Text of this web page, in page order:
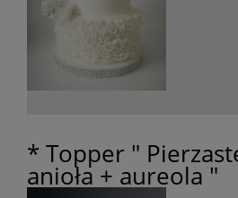
* Topper "
anioła + aureola "